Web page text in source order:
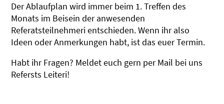
Der Ablaufplan wird immer beim 1. Treffen des
Monats im Beisein der anwesenden
Referatsteilnehmeri entschieden. Wenn ihr also
Ideen oder Anmerkungen habt, ist das euer Termin.
Habt ihr Fragen? Meldet euch gern per Mail bei uns
Refersts Leiteri!